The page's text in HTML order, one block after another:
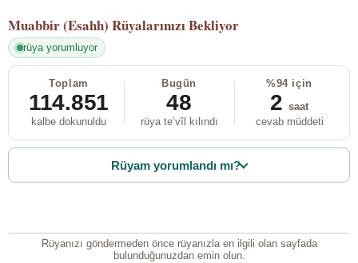
Muabbir (Esahh) Rüyalarınızı Bekliyor
rüya yorumluyor
Toplam
114.851
kalbe dokunuldu
Bugün
48
rüya te’vîl kılındı
%94 için
2 saat
cevab müddeti
Rüyam yorumlandı mı?
Rüyanızı göndermeden önce rüyanızla en ilgili olan sayfada
bulunduğunuzdan emin olun.